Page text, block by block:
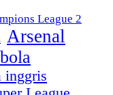
League 2
Arsenal
inggris